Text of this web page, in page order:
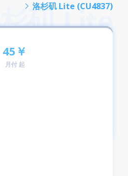
洛杉矶 Lite (CU4837)
45￥
月付 起